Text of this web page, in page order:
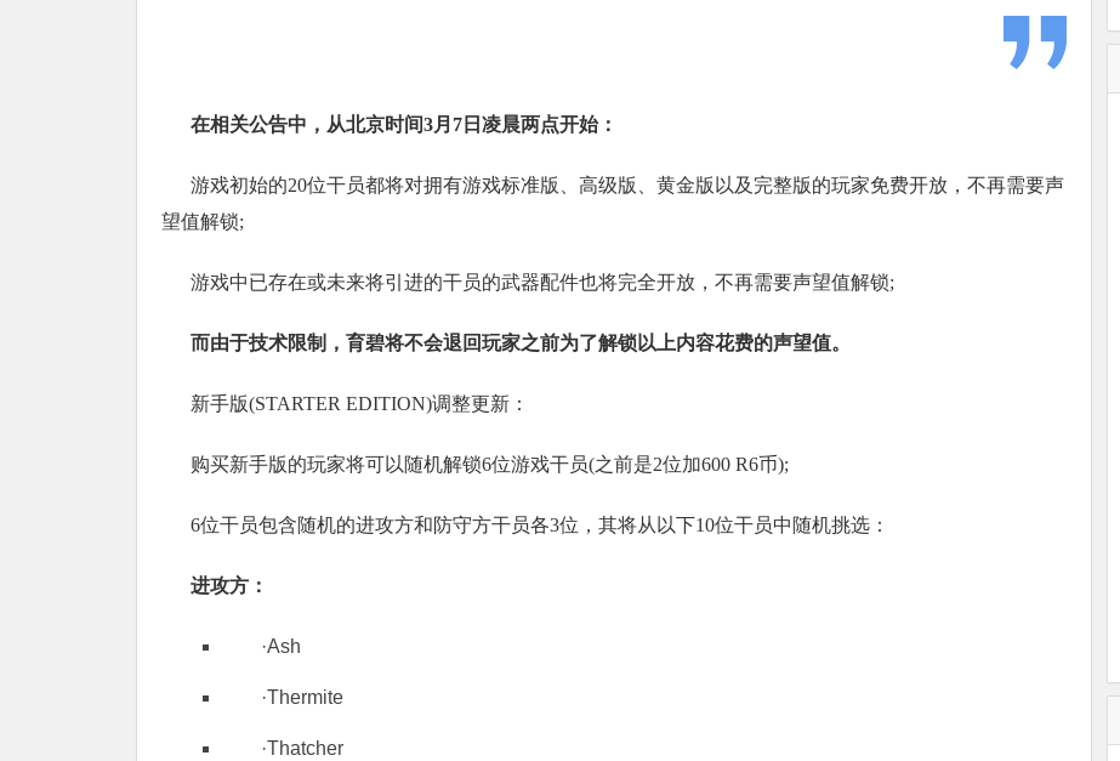
在相关公告中，从北京时间3月7日凌晨两点开始：
游戏初始的20位干员都将对拥有游戏标准版、高级版、黄金版以及完整版的玩家免费开放，不再需要声
望值解锁;
游戏中已存在或未来将引进的干员的武器配件也将完全开放，不再需要声望值解锁;
而由于技术限制，育碧将不会退回玩家之前为了解锁以上内容花费的声望值。
新手版(STARTER EDITION)调整更新：
购买新手版的玩家将可以随机解锁6位游戏干员(之前是2位加600 R6币);
6位干员包含随机的进攻方和防守方干员各3位，其将从以下10位干员中随机挑选：
进攻方：
·Ash
·Thermite
·Thatcher